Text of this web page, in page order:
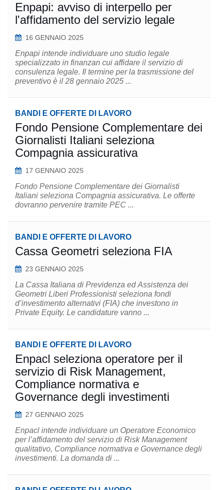
Enpapi: avviso di interpello per
l'affidamento del servizio legale
16 GENNAIO 2025
Enpapi intende individuare uno studio legale
specializzato in finanzan cui affidare il servizio di
consulenza legale. Il termine per la trasmissione del
preventivo è il 28 gennaio 2025 ...
BANDI E OFFERTE DI LAVORO
Fondo Pensione Complementare dei
Giornalisti Italiani seleziona
Compagnia assicurativa
17 GENNAIO 2025
Fondo Pensione Complementare dei Giornalisti
Italiani seleziona Compagnia assicurativa. Le offerte
dovranno pervenire tramite PEC ...
BANDI E OFFERTE DI LAVORO
Cassa Geometri seleziona FIA
23 GENNAIO 2025
La Cassa Italiana di Previdenza ed Assistenza dei
Geometri Liberi Professionisti seleziona fondi
d’investimento alternativi (FIA) che investono in
Private Equity. Le candidature vanno ...
BANDI E OFFERTE DI LAVORO
Enpacl seleziona operatore per il
servizio di Risk Management,
Compliance normativa e
Governance degli investimenti
27 GENNAIO 2025
Enpacl intende individuare un Operatore Economico
per l’affidamento del servizio di Risk Management
qualitativo, Compliance normativa e Governance degli
investimenti. La domanda di ...